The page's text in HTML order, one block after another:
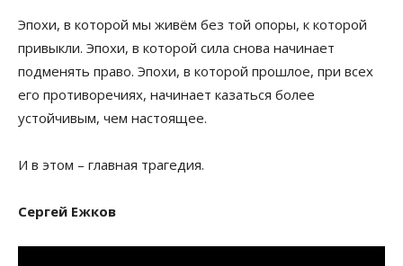
Эпохи, в которой мы живём без той опоры, к которой
привыкли. Эпохи, в которой сила снова начинает
подменять право. Эпохи, в которой прошлое, при всех
его противоречиях, начинает казаться более
устойчивым, чем настоящее.
И в этом – главная трагедия.
Сергей Ежков